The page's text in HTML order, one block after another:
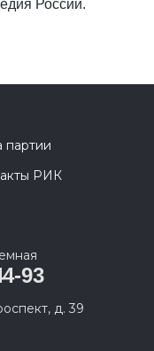
России.
партии
РИК
93
д. 39